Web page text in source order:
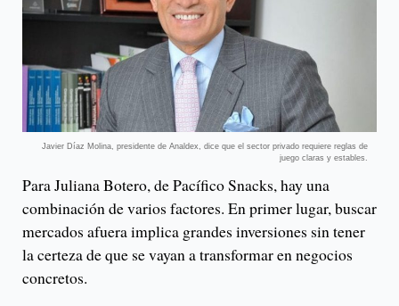
Javier Díaz Molina, presidente de Analdex, dice que el sector privado requiere reglas de
juego claras y estables.
Para Juliana Botero, de Pacífico Snacks, hay una
combinación de varios factores. En primer lugar, buscar
mercados afuera implica grandes inversiones sin tener
la certeza de que se vayan a transformar en negocios
concretos.